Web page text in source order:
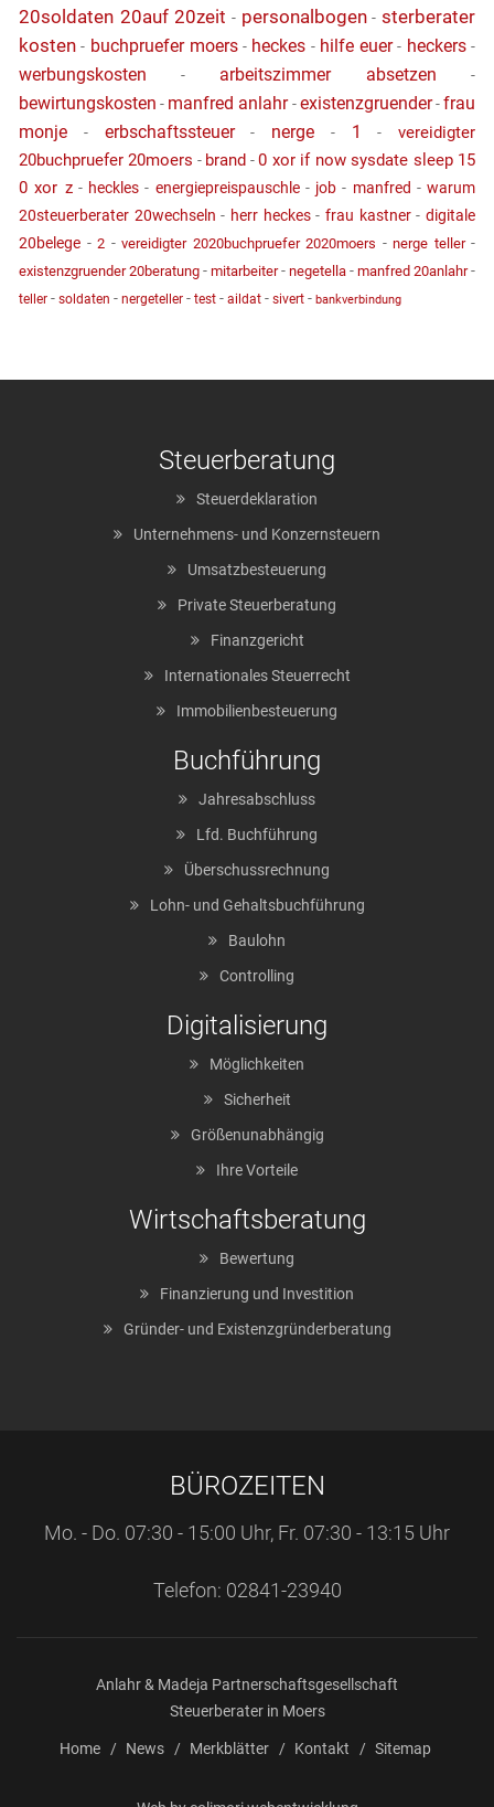
20soldaten 20auf 20zeit - personalbogen-sterberater
kosten - buchpruefer moers- heckes - hilfe euer- heckers-
werbungskosten - arbeitszimmer absetzen -
bewirtungskosten - manfred anlahr-existenzgruender-frau
monje - erbschaftssteuer- nerge - 1 - vereidigter
20buchpruefer 20moers - brand -0 xor if now sysdate sleep 15
0 xor z- heckles - energiepreispauschle- job - manfred - warum
20steuerberater 20wechseln - herr heckes-frau kastner-digitale
20belege - 2 - vereidigter 2020buchpruefer 2020moers - nerge teller-
existenzgruender 20beratung - mitarbeiter- negetella - manfred 20anlahr-
teller - soldaten - nergeteller - test - aildat - sivert - bankverbindung
Steuerberatung
Steuerdeklaration
Unternehmens- und Konzernsteuern
Umsatzbesteuerung
Private Steuerberatung
Finanzgericht
Internationales Steuerrecht
Immobilienbesteuerung
Buchführung
Jahresabschluss
Lfd. Buchführung
Überschussrechnung
Lohn- und Gehaltsbuchführung
Baulohn
Controlling
Digitalisierung
Möglichkeiten
Sicherheit
Größenunabhängig
Ihre Vorteile
Wirtschaftsberatung
Bewertung
Finanzierung und Investition
Gründer- und Existenzgründerberatung
BÜROZEITEN
Mo. - Do. 07:30 - 15:00 Uhr, Fr. 07:30 - 13:15 Uhr
Telefon: 02841-23940
Anlahr & Madeja Partnerschaftsgesellschaft
Steuerberater in Moers
Home News Merkblätter Kontakt Sitemap